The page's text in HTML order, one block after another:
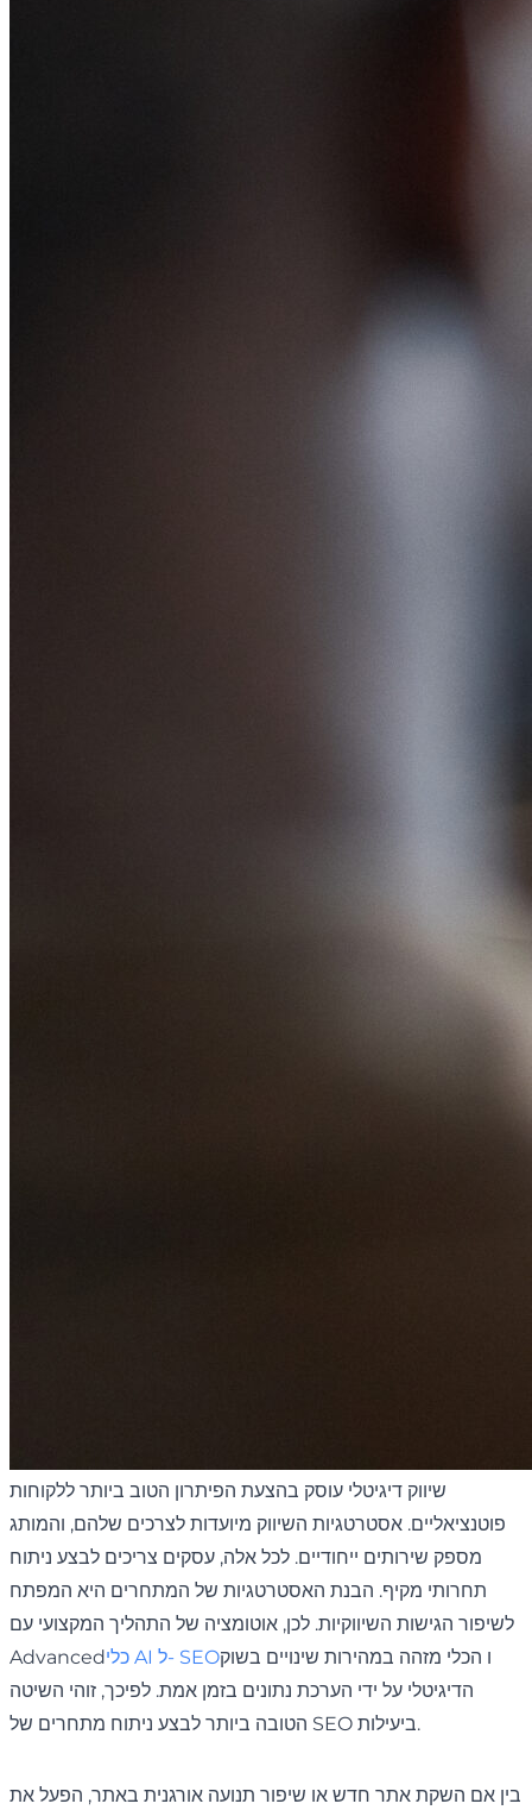
שיווק דיגיטלי עוסק בהצעת הפיתרון הטוב ביותר ללקוחות
פוטנציאליים. אסטרטגיות השיווק מיועדות לצרכים שלהם, והמותג
מספק שירותים ייחודיים. לכל אלה, עסקים צריכים לבצע ניתוח
תחרותי מקיף. הבנת האסטרטגיות של המתחרים היא המפתח
לשיפור הגישות השיווקיות. לכן, אוטומציה של התהליך המקצועי עם
Advanced
כלי AI ל- SEOו הכלי מזהה במהירות שינויים בשוק
הדיגיטלי על ידי הערכת נתונים בזמן אמת. לפיכך, זוהי השיטה
הטובה ביותר לבצע ניתוח מתחרים של SEO ביעילות.
בין אם השקת אתר חדש או שיפור תנועה אורגנית באתר, הפעל את